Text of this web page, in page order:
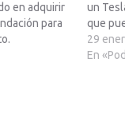
en adquirir
para
a
Ademas
un
que
http://
Mike”s
29
En